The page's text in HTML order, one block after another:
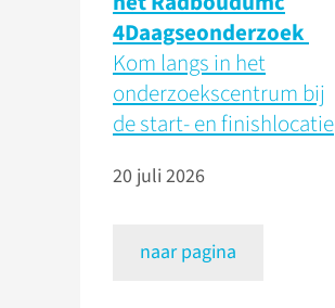
4Daagseonderzoek
Kom langs in het
onderzoekscentrum bij
de start- en finishlocatie
20 juli 2026
naar pagina